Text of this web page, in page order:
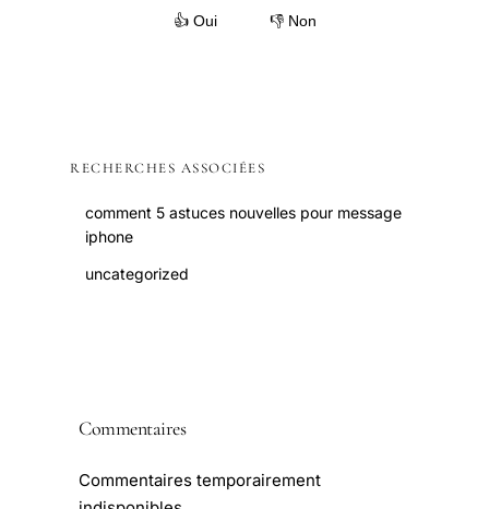
👍 Oui 👎 Non
RECHERCHES ASSOCIÉES
comment 5 astuces nouvelles pour message
iphone
uncategorized
Commentaires
Commentaires temporairement